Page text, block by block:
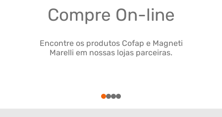
Compre On-line
Encontre os produtos Cofap e Magneti
Marelli em nossas lojas parceiras.
1234